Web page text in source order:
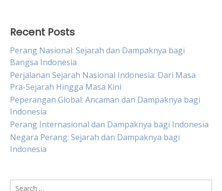
Recent Posts
Perang Nasional: Sejarah dan Dampaknya bagi
Bangsa Indonesia
Perjalanan Sejarah Nasional Indonesia: Dari Masa
Pra-Sejarah Hingga Masa Kini
Peperangan Global: Ancaman dan Dampaknya bagi
Indonesia
Perang Internasional dan Dampaknya bagi Indonesia
Negara Perang: Sejarah dan Dampaknya bagi
Indonesia
Search